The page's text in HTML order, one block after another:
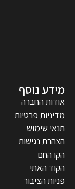
מידע נוסף
אודות החברה
מדיניות פרטיות
תנאי שימוש
הצהרת נגישות
הקו החם
הקוד האתי
פניות הציבור